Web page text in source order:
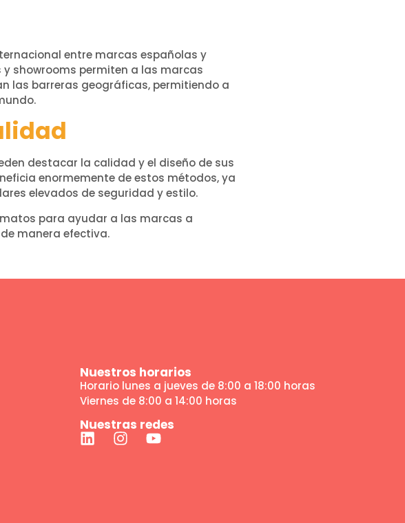
entre marcas españolas y
showrooms permiten a las marcas
las barreras geográficas, permitiendo a
destacar la calidad y el diseño de sus
enormemente de estos métodos, ya
elevados de seguridad y estilo.
para ayudar a las marcas a
manera efectiva.
Nuestros horarios
Horario lunes a jueves de 8:00 a 18:00 horas
Viernes de 8:00 a 14:00 horas
Nuestras redes